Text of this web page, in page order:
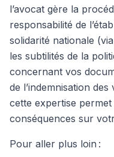
l’avocat gère la
responsabilité de
solidarité nationale
les subtilités de la
concernant vos
de l’indemnisation des
cette expertise
conséquences sur
Pour aller plus loin :